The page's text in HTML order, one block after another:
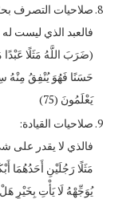
صلاحيات التصرف
فالعبد الذي ليست
(ضَرَبَ اللَّهُ مَثَلًا
حَسَنًا فَهُوَ يُنْفِقُ مِنْهُ
يَعْلَمُونَ (75)
صلاحيات القيادة:
فالذي لا يقدر على
مَثَلًا رَجُلَيْنِ أَحَدُهُمَا
يُوَجِّهْهُ لَا يَأْتِ بِخَيْرٍ